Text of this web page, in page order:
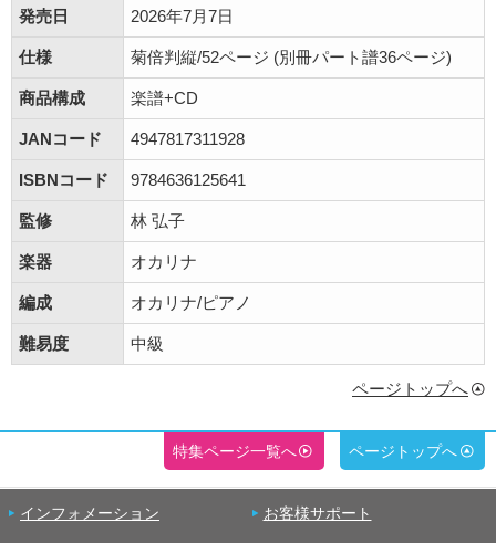
発売日 2026年7月7日
仕様 菊倍判縦/52ページ (別冊パート譜36ページ)
商品構成 楽譜+CD
JANコード 4947817311928
ISBNコード 9784636125641
監修 林 弘子
楽器 オカリナ
編成 オカリナ/ピアノ
難易度 中級
ページトップへ
特集ページ一覧へ ページトップへ
インフォメーション お客様サポート